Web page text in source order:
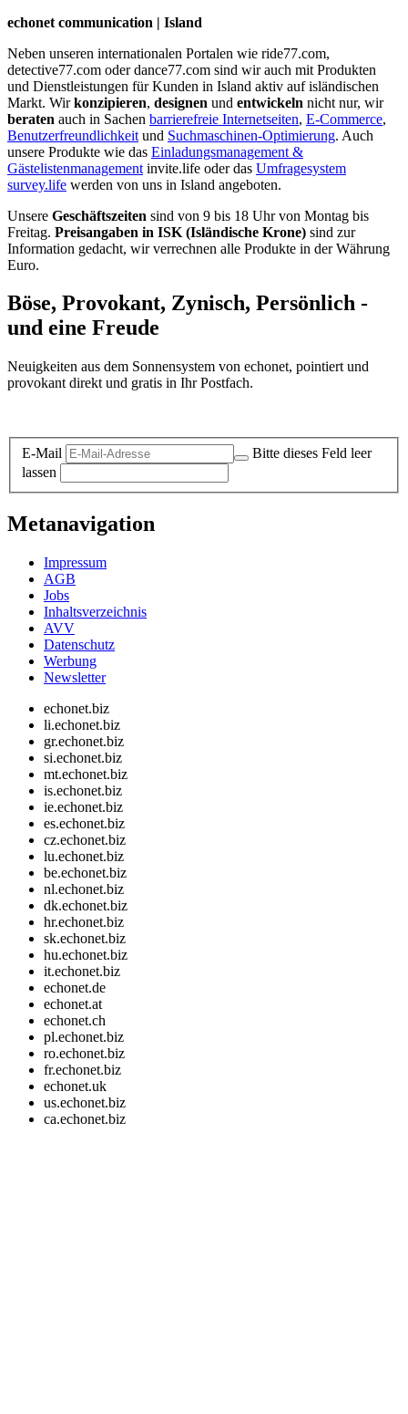
echonet communication | Island
Neben unseren internationalen Portalen wie ride77.com,
detective77.com oder dance77.com sind wir auch mit Produkten
und Dienstleistungen für Kunden in Island aktiv auf isländischen
Markt. Wirkonzipieren, designen und entwickeln nicht nur, wir
beraten auch in Sachen barrierefreie Internetseiten, E-Commerce,
Benutzerfreundlichkeit und Suchmaschinen-Optimierung. Auch
unsere Produkte wie das Einladungsmanagement &
Gästelistenmanagement invite.life oder das Umfragesystem
survey.life werden von uns in Island angeboten.
Unsere Geschäftszeiten sind von 9 bis 18 Uhr von Montag bis
Freitag. Preisangaben in ISK (Isländische Krone) sind zur
Information gedacht, wir verrechnen alle Produkte in der Währung
Euro.
Böse, Provokant, Zynisch, Persönlich -
und eine Freude
Neuigkeiten aus dem Sonnensystem von echonet, pointiert und
provokant direkt und gratis in Ihr Postfach.
E-Mail
Bitte dieses Feld leer
lassen
Metanavigation
Impressum
AGB
Jobs
Inhaltsverzeichnis
AVV
Datenschutz
Werbung
Newsletter
echonet.biz
li.echonet.biz
gr.echonet.biz
si.echonet.biz
mt.echonet.biz
is.echonet.biz
ie.echonet.biz
es.echonet.biz
cz.echonet.biz
lu.echonet.biz
be.echonet.biz
nl.echonet.biz
dk.echonet.biz
hr.echonet.biz
sk.echonet.biz
hu.echonet.biz
it.echonet.biz
echonet.de
echonet.at
echonet.ch
pl.echonet.biz
ro.echonet.biz
fr.echonet.biz
echonet.uk
us.echonet.biz
ca.echonet.biz